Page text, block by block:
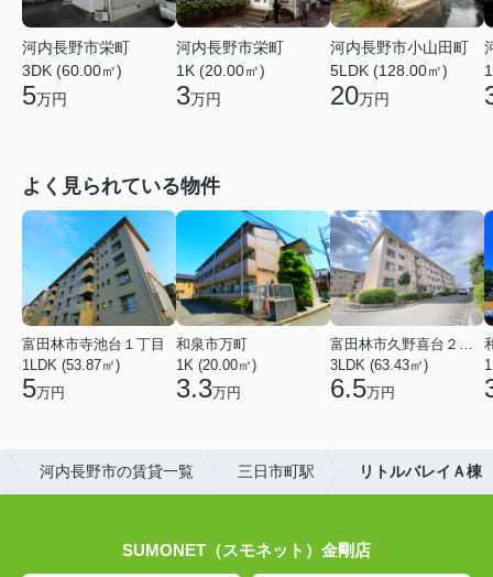
河内長野市栄町
3DK (60.00㎡)
5万円
河内長野市栄町
1K (20.00㎡)
3万円
河内長野市小山田町
5LDK (128.00㎡)
20万円
よく見られている物件
富田林市寺池台１丁目
1LDK (53.87㎡)
5万円
和泉市万町
1K (20.00㎡)
3.3万円
富田林市久野喜台２丁目
3LDK (63.43㎡)
6.5万円
河内長野市の賃貸一覧 三日市町駅 リトルバレイＡ棟
SUMONET（スモネット）金剛店